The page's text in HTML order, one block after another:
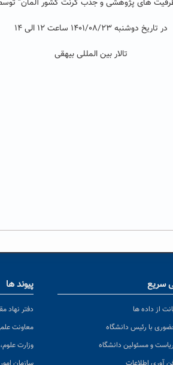
ظرفیت های پژوهشی و جذب گرنت کشور آلمان”
در تاریخ دوشنبه ۱۴۰۱/۰۸/۲۳ ساعت ۱۲ الی ۱۴
تالار بین المللی بیهقی
سریع
از داده ها
با رئیس دانشگاه
ریاست و مسئولین دانشگاه
پیوند ها
دفتر نهاد
معاونت
وزارت